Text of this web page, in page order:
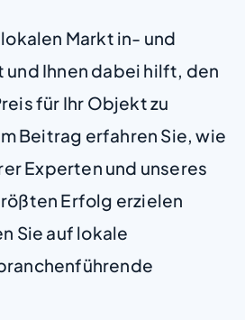
Markt in- und
Ihnen dabei hilft, den
für Ihr Objekt zu
Beitrag erfahren Sie, wie
Experten und unseres
Erfolg erzielen
Sie auf lokale